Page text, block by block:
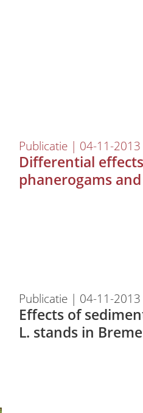
Publicatie | 04-11-2013
Differential
phanerogams
Publicatie | 04-11-2013
Effects of
L. stands in